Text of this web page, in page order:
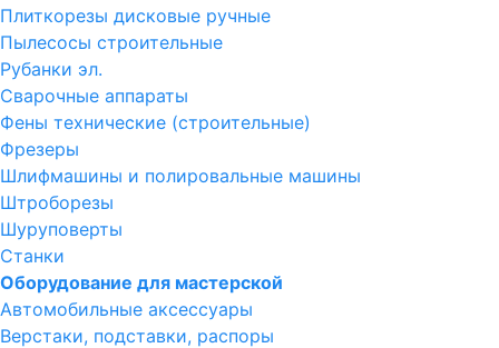
Плиткорезы дисковые ручные
Пылесосы строительные
Рубанки эл.
Сварочные аппараты
Фены технические (строительные)
Фрезеры
Шлифмашины и полировальные машины
Штроборезы
Шуруповерты
Станки
Оборудование для мастерской
Автомобильные аксессуары
Верстаки, подставки, распоры